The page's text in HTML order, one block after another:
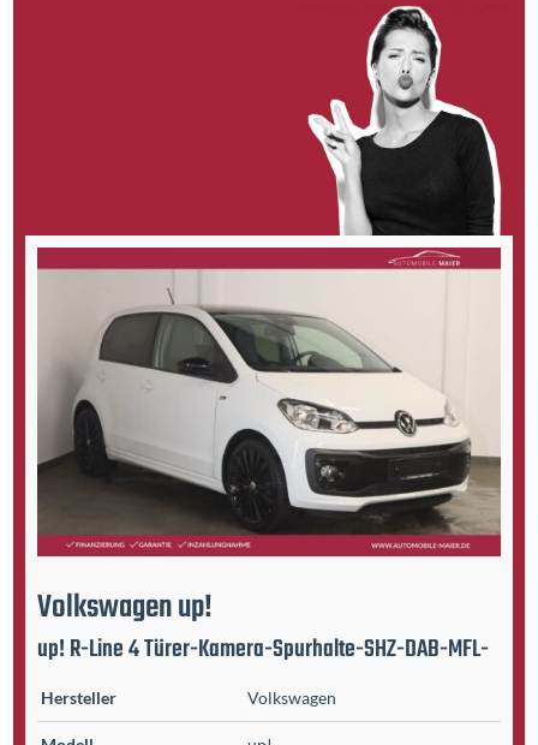
Volkswagenup!
up! R-Line 4 Türer-Kamera-Spurhalte-SHZ-DAB-MFL-
Hersteller Volkswagen